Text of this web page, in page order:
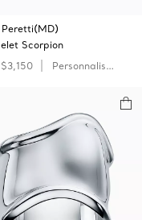
Peretti(MD)
Scorpion
Personnaliser